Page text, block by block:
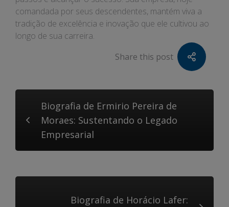
comandada por seus descendentes, mantém viva a
tradição de excelência e inovação que ele cultivou ao
longo de sua carreira.
Share this post
Biografia de Ermirio Pereira de
Moraes: Sustentando o Legado
Empresarial
Biografia de Horácio Lafer: